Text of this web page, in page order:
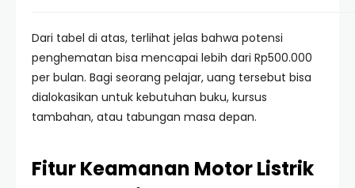
Dari tabel di atas, terlihat jelas bahwa potensi
penghematan bisa mencapai lebih dari Rp500.000
per bulan. Bagi seorang pelajar, uang tersebut bisa
dialokasikan untuk kebutuhan buku, kursus
tambahan, atau tabungan masa depan.
Fitur Keamanan Motor Listrik